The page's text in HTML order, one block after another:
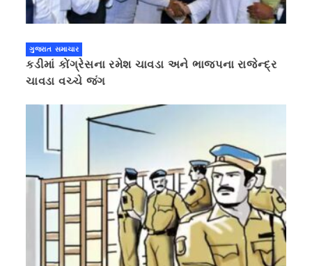
ગુજરાત સમાચાર
કડીમાં કોંગ્રેસના રમેશ ચાવડા અને ભાજપના રાજેન્દ્ર
ચાવડા વચ્ચે જંગ